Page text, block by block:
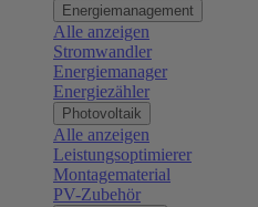
Energiemanagement
Alle anzeigen
Stromwandler
Energiemanager
Energiezähler
Photovoltaik
Alle anzeigen
Leistungsoptimierer
Montagematerial
PV-Zubehör